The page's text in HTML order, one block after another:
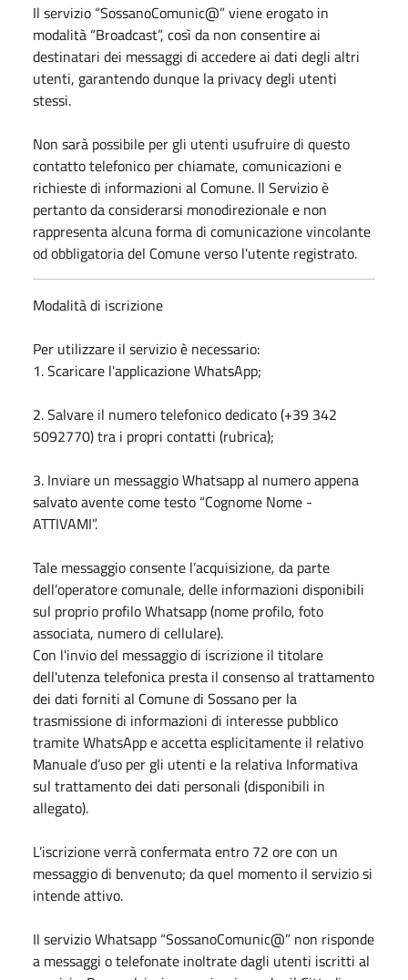
Il servizio “SossanoComunic@” viene erogato in
modalità “Broadcast”, così da non consentire ai
destinatari dei messaggi di accedere ai dati degli altri
utenti, garantendo dunque la privacy degli utenti
stessi.
Non sarà possibile per gli utenti usufruire di questo
contatto telefonico per chiamate, comunicazioni e
richieste di informazioni al Comune. Il Servizio è
pertanto da considerarsi monodirezionale e non
rappresenta alcuna forma di comunicazione vincolante
od obbligatoria del Comune verso l'utente registrato.
Modalità di iscrizione
Per utilizzare il servizio è necessario:
1. Scaricare l'applicazione WhatsApp;
2. Salvare il numero telefonico dedicato (+39 342
5092770) tra i propri contatti (rubrica);
3. Inviare un messaggio Whatsapp al numero appena
salvato avente come testo “Cognome Nome -
ATTIVAMI”.
Tale messaggio consente l’acquisizione, da parte
dell’operatore comunale, delle informazioni disponibili
sul proprio profilo Whatsapp (nome profilo, foto
associata, numero di cellulare).
Con l'invio del messaggio di iscrizione il titolare
dell'utenza telefonica presta il consenso al trattamento
dei dati forniti al Comune di Sossano per la
trasmissione di informazioni di interesse pubblico
tramite WhatsApp e accetta esplicitamente il relativo
Manuale d’uso per gli utenti e la relativa Informativa
sul trattamento dei dati personali (disponibili in
allegato).
L’iscrizione verrà confermata entro 72 ore con un
messaggio di benvenuto; da quel momento il servizio si
intende attivo.
Il servizio Whatsapp “SossanoComunic@” non risponde
a messaggi o telefonate inoltrate dagli utenti iscritti al